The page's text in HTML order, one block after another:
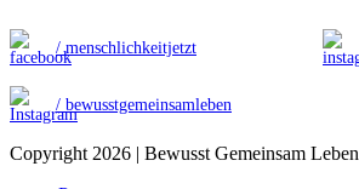
/ menschlichkeitjetzt
/ bewusstgemeinsamleben
Copyright 2026 | Bewusst Gemeinsam Leben